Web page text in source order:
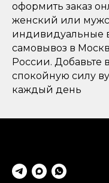
оформить заказ
женский или
индивидуальные
самовывоз в
России. Добавьте
спокойную силу
каждый день